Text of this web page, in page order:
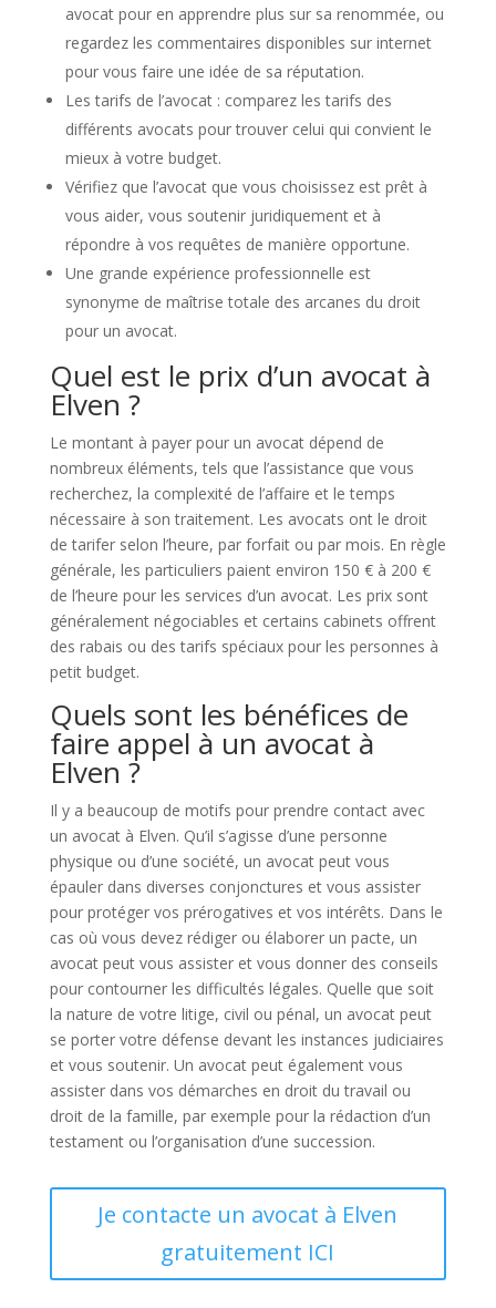
avocat pour en apprendre plus sur sa renommée, ou
regardez les commentaires disponibles sur internet
pour vous faire une idée de sa réputation.
Les tarifs de l’avocat : comparez les tarifs des
différents avocats pour trouver celui qui convient le
mieux à votre budget.
Vérifiez que l’avocat que vous choisissez est prêt à
vous aider, vous soutenir juridiquement et à
répondre à vos requêtes de manière opportune.
Une grande expérience professionnelle est
synonyme de maîtrise totale des arcanes du droit
pour un avocat.
Quel est le prix d’un avocat à
Elven ?
Le montant à payer pour un avocat dépend de
nombreux éléments, tels que l’assistance que vous
recherchez, la complexité de l’affaire et le temps
nécessaire à son traitement. Les avocats ont le droit
de tarifer selon l’heure, par forfait ou par mois. En règle
générale, les particuliers paient environ 150 € à 200 €
de l’heure pour les services d’un avocat. Les prix sont
généralement négociables et certains cabinets offrent
des rabais ou des tarifs spéciaux pour les personnes à
petit budget.
Quels sont les bénéfices de
faire appel à un avocat à
Elven ?
Il y a beaucoup de motifs pour prendre contact avec
un avocat à Elven. Qu’il s’agisse d’une personne
physique ou d’une société, un avocat peut vous
épauler dans diverses conjonctures et vous assister
pour protéger vos prérogatives et vos intérêts. Dans le
cas où vous devez rédiger ou élaborer un pacte, un
avocat peut vous assister et vous donner des conseils
pour contourner les difficultés légales. Quelle que soit
la nature de votre litige, civil ou pénal, un avocat peut
se porter votre défense devant les instances judiciaires
et vous soutenir. Un avocat peut également vous
assister dans vos démarches en droit du travail ou
droit de la famille, par exemple pour la rédaction d’un
testament ou l’organisation d’une succession.
Je contacte un avocat à Elven
gratuitement ICI